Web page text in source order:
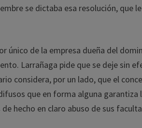
se dictaba esa resolución, que
único de la empresa dueña del
Larrañaga pide que se deje sin
considera, por un lado, que el
que en forma alguna
hecho en claro abuso de sus